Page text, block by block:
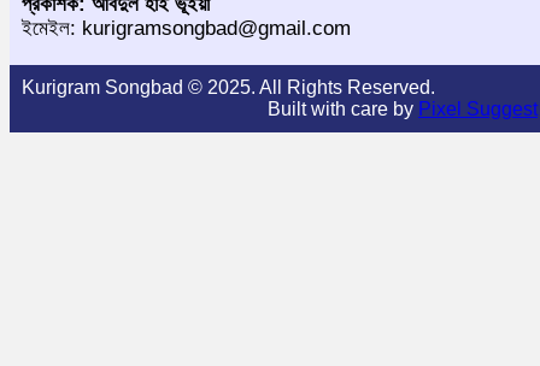
ইমেইল: kurigramsongbad@gmail.com
Kurigram Songbad © 2025. All Rights Reserved.
Built with care by Pixel Suggest